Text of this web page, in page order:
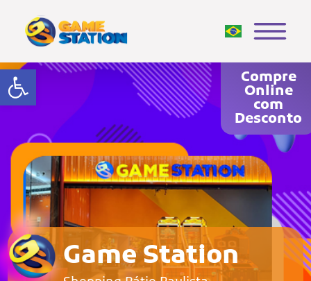
Compre
Online
com
Desconto
Game Station
Abrir a barra de ferramentas